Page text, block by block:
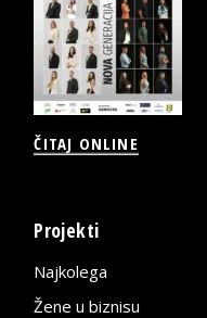
ČITAJ ONLINE
Projekti
Najkolega
Žene u biznisu